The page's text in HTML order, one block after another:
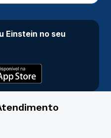
Einstein no seu